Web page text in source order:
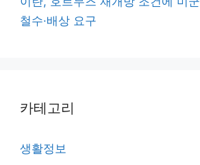
철수·배상 요구
카테고리
생활정보